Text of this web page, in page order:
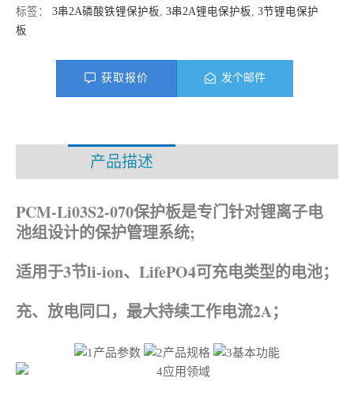
标签： 3串2A磷酸铁锂保护板, 3串2A锂电保护板, 3节锂电保护
板
获取报价 发个邮件
产品描述
PCM-Li03S2-070保护板是专门针对锂离子电
池组设计的保护管理系统;
适用于3节li-ion、LifePO4可充电类型的电池；
充、放电同口，最大持续工作电流2A；